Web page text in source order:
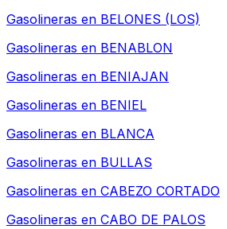
Gasolineras en BELONES (LOS)
Gasolineras en BENABLON
Gasolineras en BENIAJAN
Gasolineras en BENIEL
Gasolineras en BLANCA
Gasolineras en BULLAS
Gasolineras en CABEZO CORTADO
Gasolineras en CABO DE PALOS